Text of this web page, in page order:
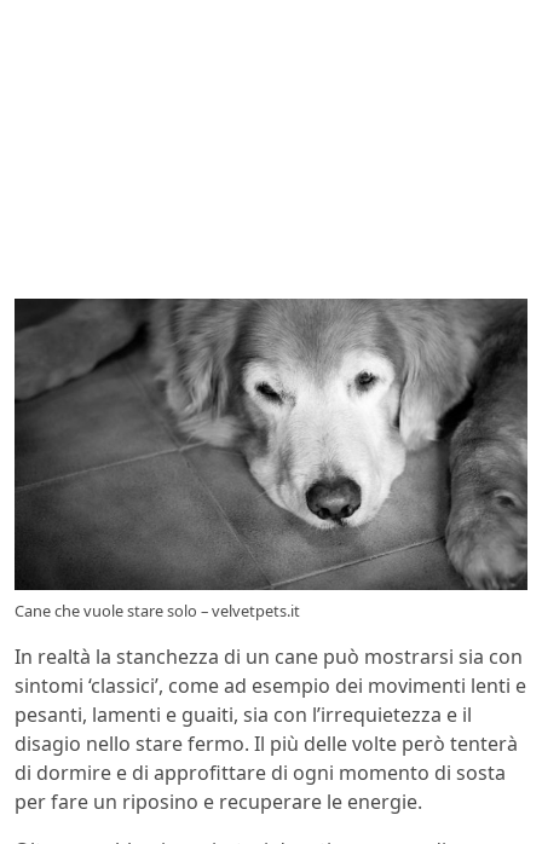
Cane che vuole stare solo – velvetpets.it
In realtà la stanchezza di un cane può mostrarsi sia con
sintomi ‘classici’, come ad esempio dei movimenti lenti e
pesanti, lamenti e guaiti, sia con l’irrequietezza e il
disagio nello stare fermo. Il più delle volte però tenterà
di dormire e di approfittare di ogni momento di sosta
per fare un riposino e recuperare le energie.